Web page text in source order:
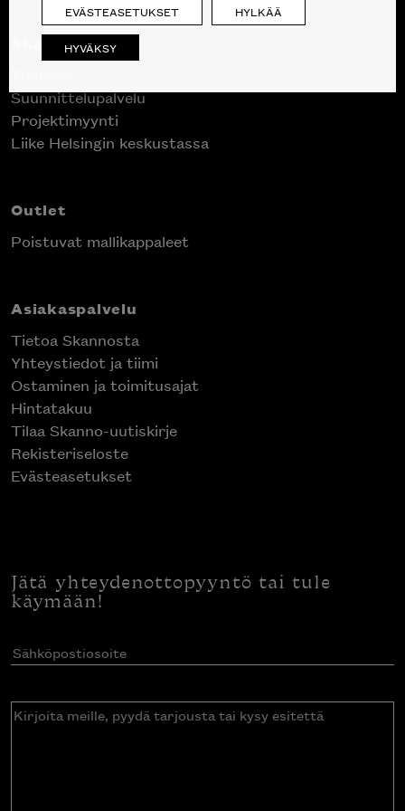
Skanno
Suunnittelupalvelu
Projektimyynti
Liike Helsingin keskustassa
Outlet
Poistuvat mallikappaleet
Asiakaspalvelu
Tietoa Skannosta
Yhteystiedot ja tiimi
Ostaminen ja toimitusajat
Hintatakuu
Tilaa Skanno-uutiskirje
Rekisteriseloste
Evästeasetukset
Jätä yhteydenottopyyntö tai tule
käymään!
Sähköpostiosoite(Pakollinen)
Kirjoita
EVÄSTEASETUKSET HYLKÄÄ
HYVÄKSY